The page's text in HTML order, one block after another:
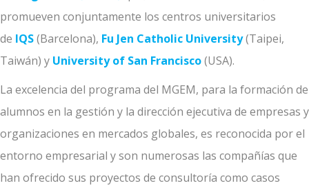
promueven conjuntamente los centros universitarios
de IQS(Barcelona), Fu Jen Catholic University(Taipei,
Taiwán) y University of San Francisco(USA).
La excelencia del programa del MGEM, para la formación de
alumnos en la gestión y la dirección ejecutiva de empresas y
organizaciones en mercados globales, es reconocida por el
entorno empresarial y son numerosas las compañías que
han ofrecido sus proyectos de consultoría como casos